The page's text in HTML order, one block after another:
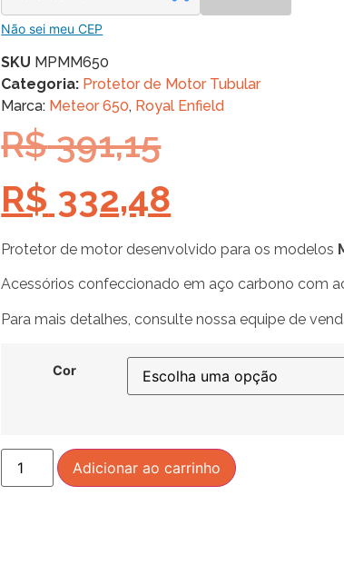
Não sei meu CEP
SKU MPMM650
Categoria: Protetor de Motor Tubular
Marca: Meteor 650, Royal Enfield
R$391,15
R$ 332,48
Protetor de motor desenvolvido para os modelos
Acessórios confeccionado em aço carbono com
Para mais detalhes, consulte nossa equipe de
Cor
Adicionar ao carrinho